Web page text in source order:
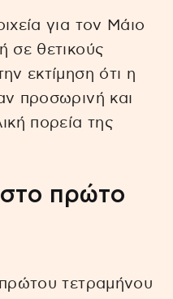
για τον Μάιο
σε θετικούς
εκτίμηση ότι η
προσωρινή και
πορεία της
πρώτο
τετραμήνου